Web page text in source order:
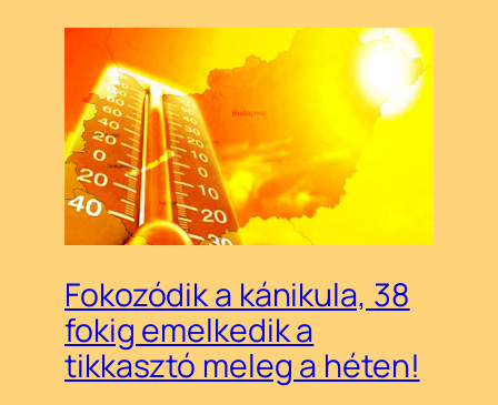
Fokozódik a kánikula, 38
fokig emelkedik a
tikkasztó meleg a héten!